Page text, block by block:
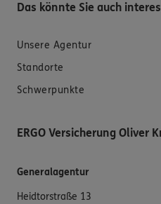
Das könnte Sie auch
Unsere Agentur
Standorte
Schwerpunkte
ERGO Versicherung Oliver
Generalagentur
Heidtorstraße 13